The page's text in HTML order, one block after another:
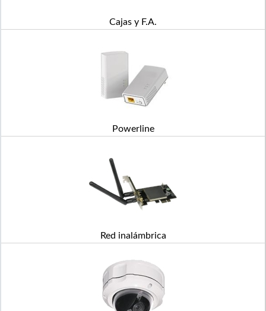
Cajas y F.A.
Powerline
Red inalámbrica